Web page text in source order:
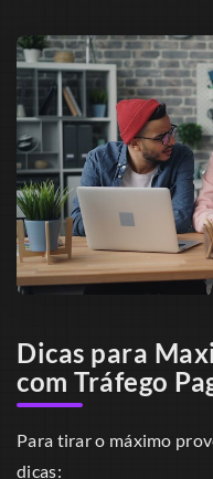
Dicas para
com Tráfego
Para tirar o máximo
dicas: